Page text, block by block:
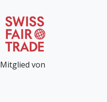
Mitglied von